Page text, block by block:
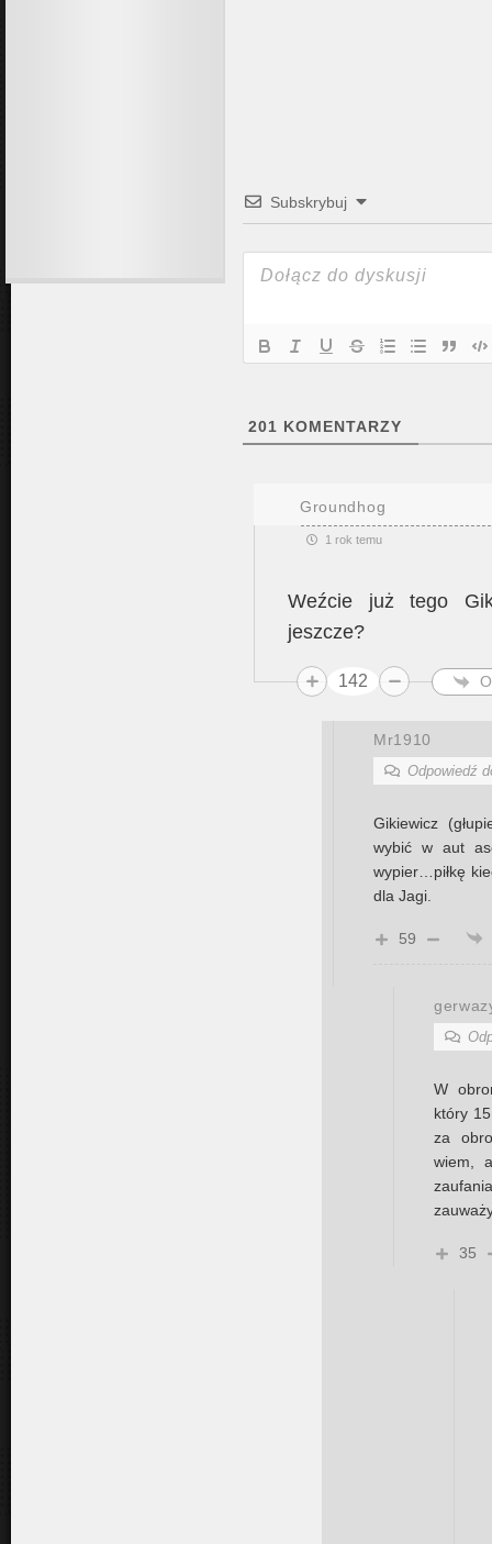
Subskrybuj
201 KOMENTARZY
Groundhog
1 rok temu
Weźcie już tego
jeszcze?
142
Mr1910
Odpowiedź
Gikiewicz
wybić w aut
wypier…piłkę
dla Jagi.
59
W
który
za
wiem,
35